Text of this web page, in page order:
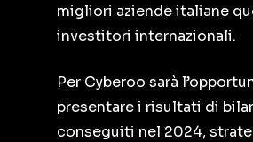
migliori aziende italiane
investitori internazionali.
Per Cyberoo sarà
presentare i risultati di
conseguiti nel 2024,